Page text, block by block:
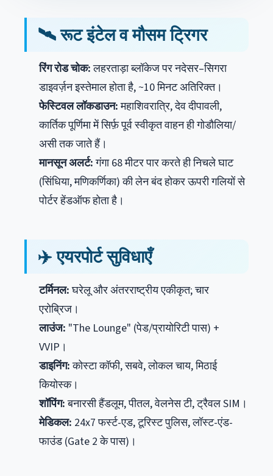
🛰️ रूट इंटेल व मौसम ट्रिगर
रिंग रोड चोक:लहरताड़ा ब्लॉकेज पर नदेसर–सिगरा
डाइवर्ज़न इस्तेमाल होता है, ~10 मिनट अतिरिक्त।
फेस्टिवल लॉकडाउन:महाशिवरात्रि, देव दीपावली,
कार्तिक पूर्णिमा में सिर्फ़ पूर्व स्वीकृत वाहन ही गोडौलिया/
असी तक जाते हैं।
मानसून अलर्ट:गंगा 68 मीटर पार करते ही निचले घाट
(सिंधिया, मणिकर्णिका) की लेन बंद होकर ऊपरी गलियों से
पोर्टर हेंडऑफ होता है।
✈️ एयरपोर्ट सुविधाएँ
टर्मिनल:घरेलू और अंतरराष्ट्रीय एकीकृत; चार
एरोब्रिज।
लाउंज: "The Lounge" (पेड/प्रायोरिटी पास) +
VVIP।
डाइनिंग:कोस्टा कॉफी, सबवे, लोकल चाय, मिठाई
कियोस्क।
शॉपिंग:बनारसी हैंडलूम, पीतल, वेलनेस टी, ट्रैवल SIM।
मेडिकल: 24x7 फर्स्ट-एड, टूरिस्ट पुलिस, लॉस्ट-एंड-
फाउंड (Gate 2 के पास)।